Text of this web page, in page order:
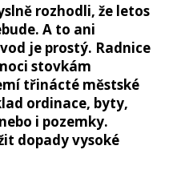
rozhodli, že letos
A to ani
je prostý. Radnice
stovkám
třinácté městské
ordinace, byty,
i pozemky.
dopady vysoké